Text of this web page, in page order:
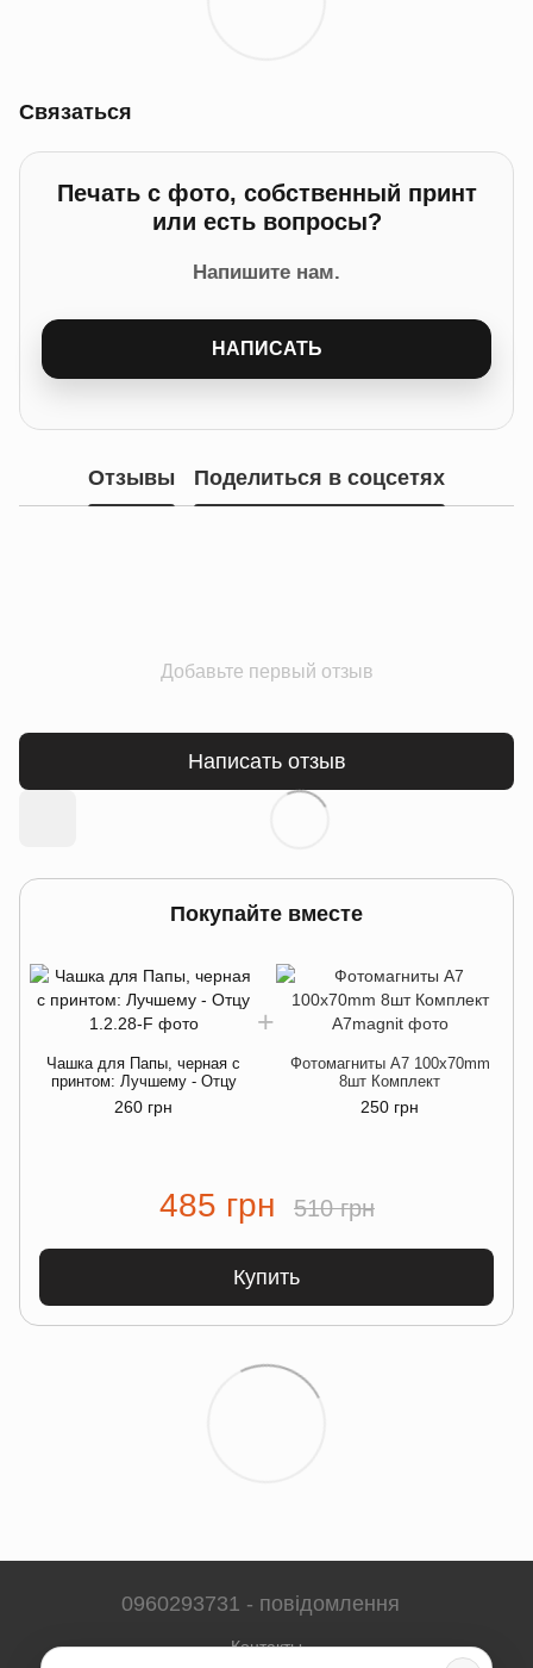
Связаться
Печать с фото, собственный принт
или есть вопросы?
Напишите нам.
НАПИСАТЬ
Отзывы Поделиться в соцсетях
Добавьте первый отзыв
Написать отзыв
Покупайте вместе
Чашка для Папы, черная с
принтом: Лучшему - Отцу
260 грн
Фотомагниты A7 100x70mm
8шт Комплект
250 грн
485 грн 510 грн
Купить
0960293731 - повідомлення
Контакты